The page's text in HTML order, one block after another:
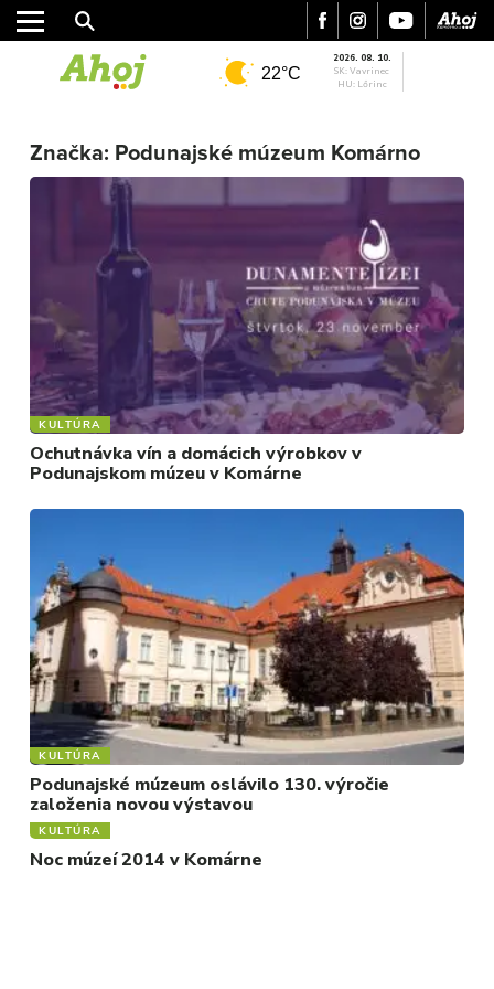
KULTÚRA
FOTKY
VIDEO
MIX
22°C
2026. 08. 10.
SK: Vavrinec
HU: Lőrinc
Značka: Podunajské múzeum Komárno
KULTÚRA
Ochutnávka vín a domácich výrobkov v
Podunajskom múzeu v Komárne
KULTÚRA
Podunajské múzeum oslávilo 130. výročie
založenia novou výstavou
KULTÚRA
Noc múzeí 2014 v Komárne